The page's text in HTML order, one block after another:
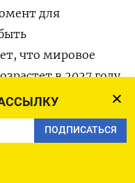
ПОДПИСАТЬСЯ
для
что мировое
в 2027 году
на
опережая спрос
в сутки.
спроса,